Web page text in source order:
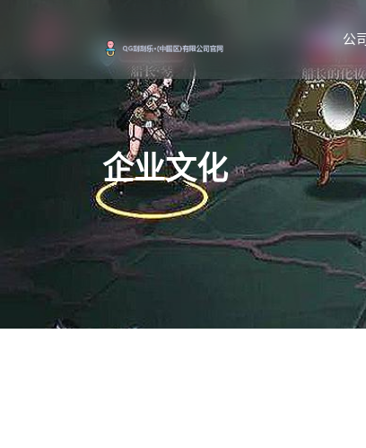
公
企业文化